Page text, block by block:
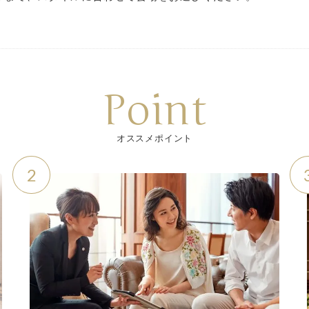
Point
オススメポイント
2